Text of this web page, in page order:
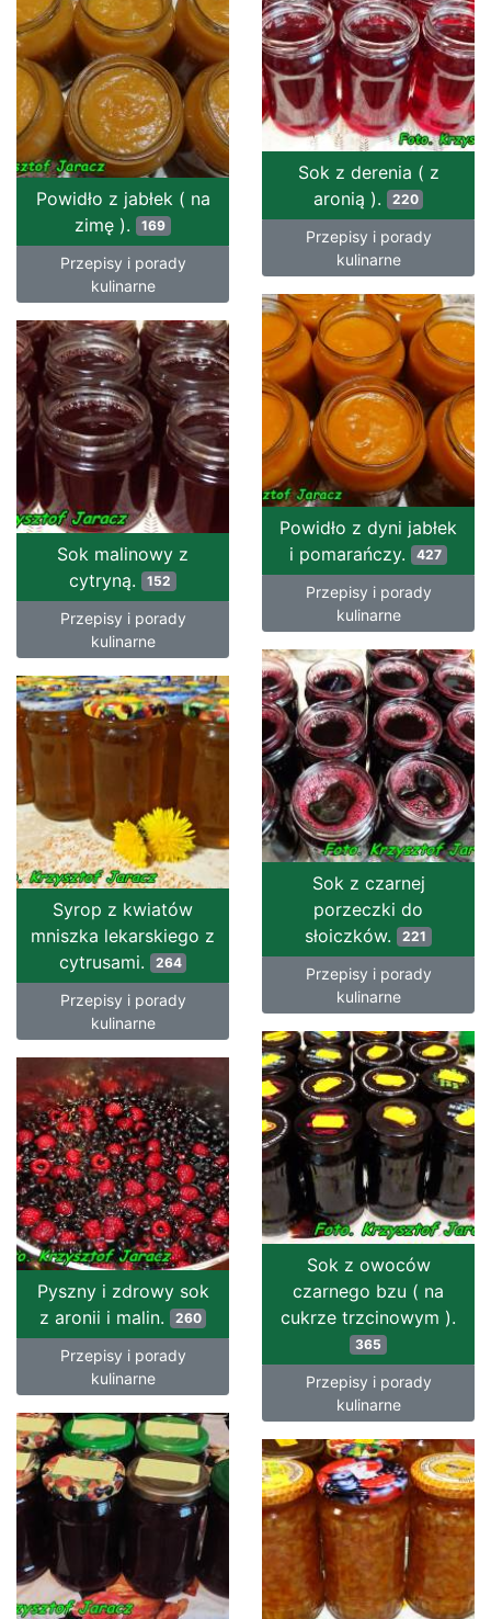
Sok z derenia ( z
aronią ).
220
Przepisy i porady
kulinarne
Powidło z jabłek ( na
zimę ). 169
Przepisy i porady
kulinarne
Powidło z dyni jabłek
i pomarańczy. 427
Przepisy i porady
kulinarne
Sok malinowy z
cytryną. 152
Przepisy i porady
kulinarne
Sok z czarnej
porzeczki do
słoiczków. 221
Przepisy i porady
kulinarne
Syrop z kwiatów
mniszka lekarskiego z
cytrusami.
264
Przepisy i porady
kulinarne
Sok z owoców
czarnego bzu ( na
cukrze trzcinowym ).
365
Przepisy i porady
kulinarne
Pyszny i zdrowy sok
z aronii i malin.
260
Przepisy i porady
kulinarne